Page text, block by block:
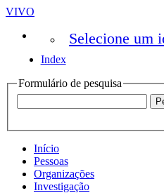
VIVO
Selecione um
Index
Formulário de pesquisa
Início
Pessoas
Organizações
Investigação